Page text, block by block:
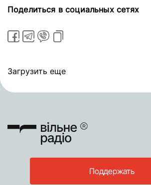
Поделиться в социальных сетях
Загрузить еще
Поддержать